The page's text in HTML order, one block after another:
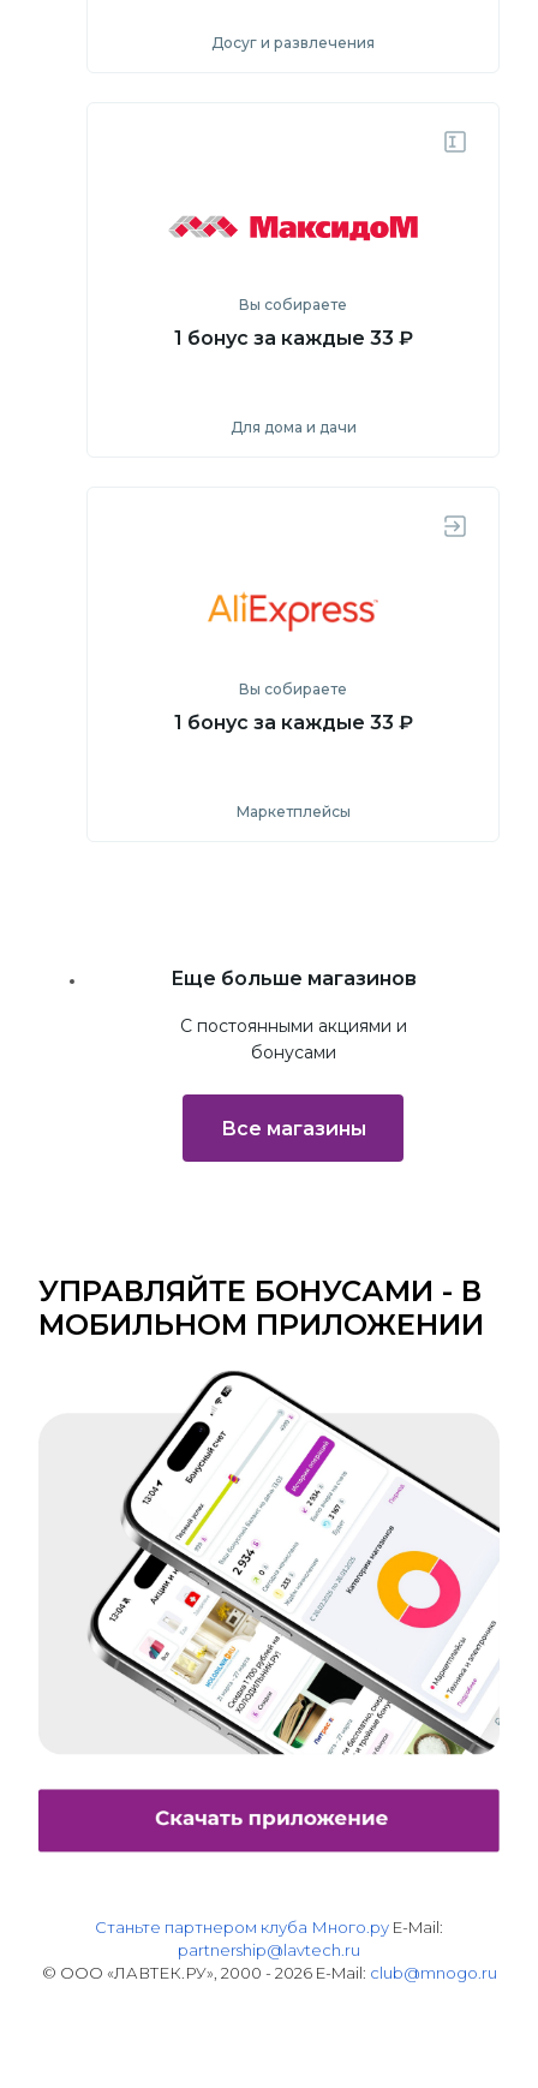
Досуг и развлечения
Вы собираете
1 бонус за каждые 33 ₽
Для дома и дачи
Перейти на сайт
Вы собираете
1 бонус за каждые 33 ₽
Маркетплейсы
Перейти на сайт
Еще больше магазинов
С постоянными акциями и
бонусами
Все магазины
УПРАВЛЯЙТЕ БОНУСАМИ - В
МОБИЛЬНОМ ПРИЛОЖЕНИИ
Станьте партнером клуба Много.ру E-Mail:
partnership@lavtech.ru
© ООО «ЛАВТЕК.РУ», 2000 - 2026 E-Mail: club@mnogo.ru